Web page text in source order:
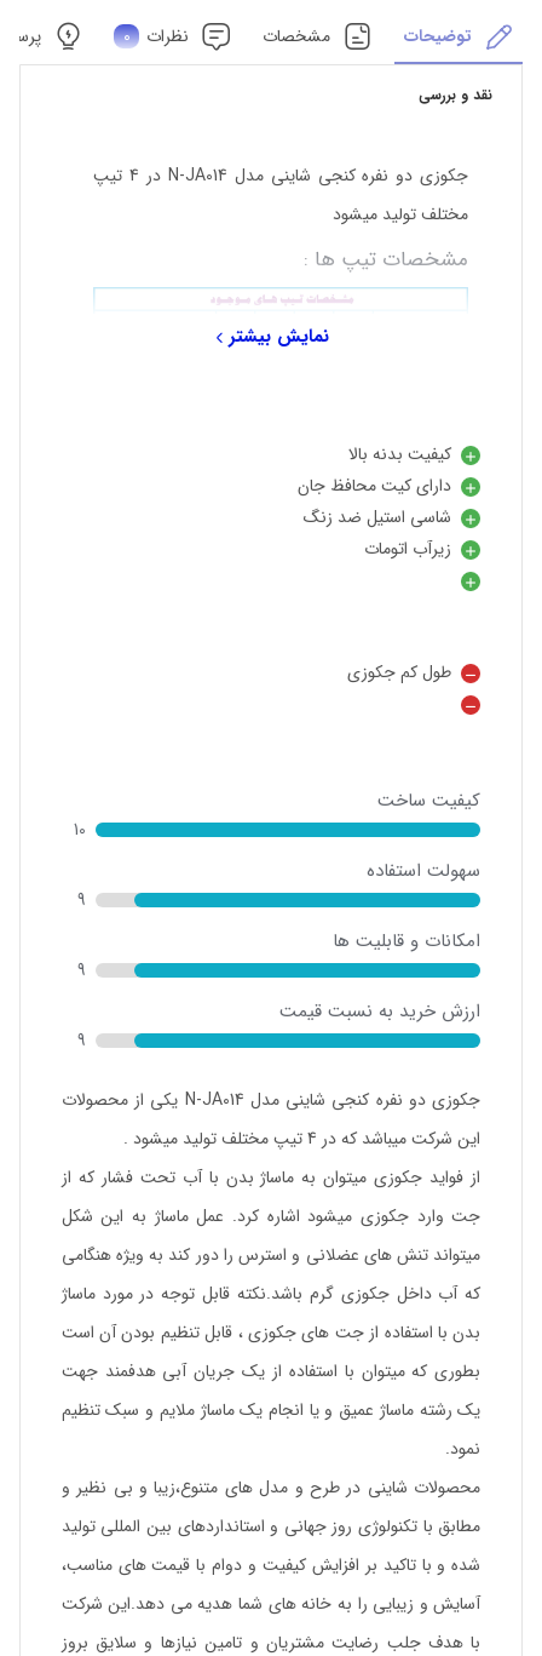
توضیحات مشخصات نظرات 0
نقد و بررسی
جکوزی دو نفره کنجی شاینی مدل N-JA014 در 4 تیپ
مختلف تولید میشود
مشخصات تیپ ها :
نمایش بیشتر
کیفیت بدنه بالا
دارای کیت محافظ جان
شاسی استیل ضد زنگ
زیرآب اتومات
طول کم جکوزی
کیفیت ساخت
10
سهولت استفاده
9
امکانات و قابلیت ها
9
ارزش خرید به نسبت قیمت
9
جکوزی دو نفره کنجی شاینی مدل N-JA014 یکی از محصولات
این شرکت میباشد که در 4 تیپ مختلف تولید میشود .
از فواید جکوزی میتوان به ماساژ بدن با آب تحت فشار که از
جت وارد جکوزی میشود اشاره کرد. عمل ماساژ به این شکل
میتواند تنش های عضلانی و استرس را دور کند به ویژه هنگامی
که آب داخل جکوزی گرم باشد.نکته قابل توجه در مورد ماساژ
بدن با استفاده از جت های جکوزی ، قابل تنظیم بودن آن است
بطوری که میتوان با استفاده از یک جریان آبی هدفمند جهت
یک رشته ماساژ عمیق و یا انجام یک ماساژ ملایم و سبک تنظیم
نمود.
محصولات شاینی در طرح و مدل های متنوع،زیبا و بی نظیر و
مطابق با تکنولوژی روز جهانی و استانداردهای بین المللی تولید
شده و با تاکید بر افزایش کیفیت و دوام با قیمت های مناسب،
آسایش و زیبایی را به خانه های شما هدیه می دهد.این شرکت
با هدف جلب رضایت مشتریان و تامین نیازها و سلایق بروز